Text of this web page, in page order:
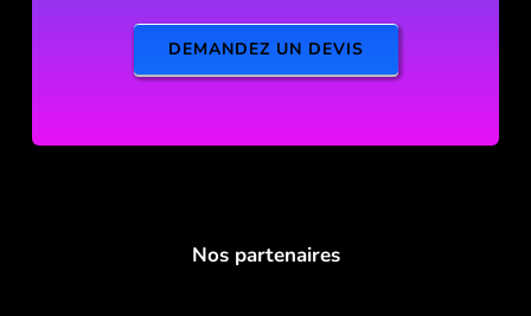
DEMANDEZ UN DEVIS
Nos partenaires